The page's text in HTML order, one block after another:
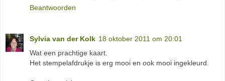
Beantwoorden
Sylvia van der Kolk 18 oktober 2011 om 20:01
Wat een prachtige kaart.
Het stempelafdrukje is erg mooi en ook mooi ingekleurd.